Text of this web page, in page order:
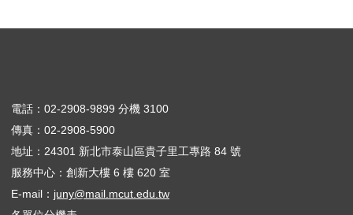
電話：02-2908-9899 分機 3100
傳真：02-2908-5900
地址：24301 新北市泰山區貴子里工專路 84 號
服務中心：創新大樓 6 樓 620 室
E-mail： juny@mail.mcut.edu.tw